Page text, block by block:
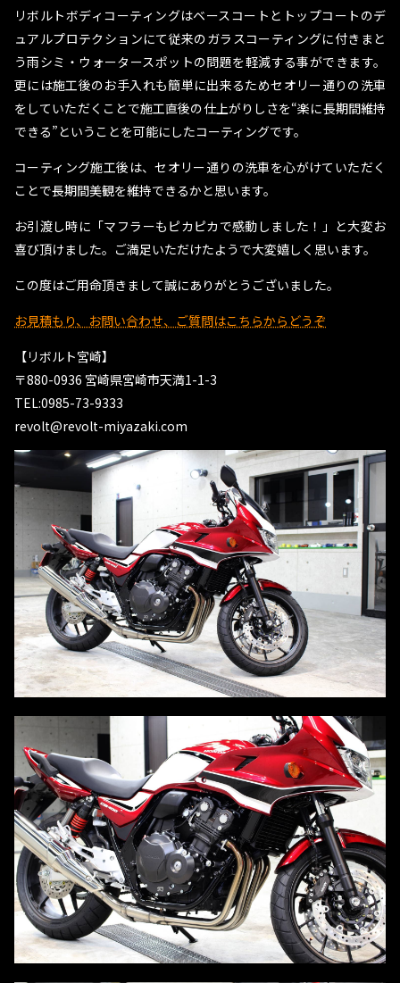
リボルトボディコーティングはベースコートとトップコートのデ
ュアルプロテクションにて従来のガラスコーティングに付きまと
う雨シミ・ウォータースポットの問題を軽減する事ができます。
更には施工後のお手入れも簡単に出来るためセオリー通りの洗車
をしていただくことで施工直後の仕上がりしさを“楽に長期間維持
できる”ということを可能にしたコーティングです。
コーティング施工後は、セオリー通りの洗車を心がけていただく
ことで長期間美観を維持できるかと思います。
お引渡し時に「マフラーもピカピカで感動しました！」と大変お
喜び頂けました。ご満足いただけたようで大変嬉しく思います。
この度はご用命頂きまして誠にありがとうございました。
お見積もり、お問い合わせ、ご質問はこちらからどうぞ
【リボルト宮崎】
〒880-0936 宮崎県宮崎市天満1-1-3
TEL:0985-73-9333
revolt@revolt-miyazaki.com